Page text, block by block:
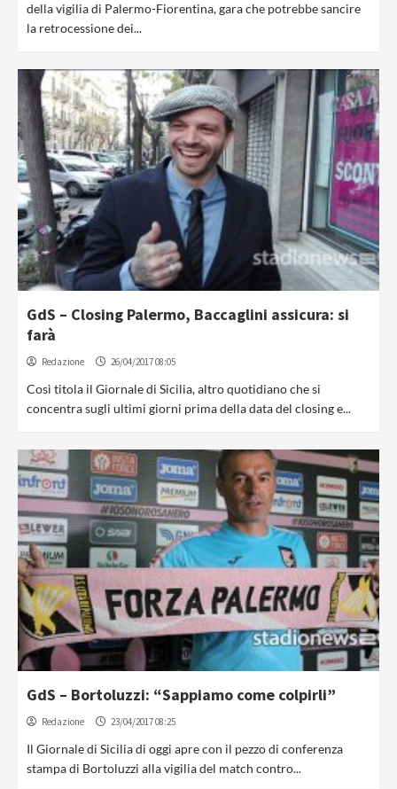
della vigilia di Palermo-Fiorentina, gara che potrebbe sancire
la retrocessione dei...
GdS – Closing Palermo, Baccaglini assicura: si
farà
Redazione 26/04/2017 08:05
Così titola il Giornale di Sicilia, altro quotidiano che si
concentra sugli ultimi giorni prima della data del closing e...
GdS – Bortoluzzi: “Sappiamo come colpirli”
Redazione 23/04/2017 08:25
Il Giornale di Sicilia di oggi apre con il pezzo di conferenza
stampa di Bortoluzzi alla vigilia del match contro...